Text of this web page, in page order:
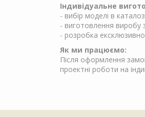
Індивідуальне
- вибір моделі в
- виготовлення виробу
- розробка
Як ми працюємо:
Після оформлення
проектні роботи на